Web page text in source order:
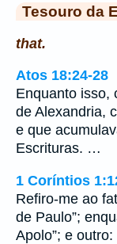
Tesouro da
that.
Atos 18:24-28
Enquanto isso,
de Alexandria,
e que
Escrituras. …
1 Coríntios
Refiro-me ao
de Paulo”;
Apolo”; e